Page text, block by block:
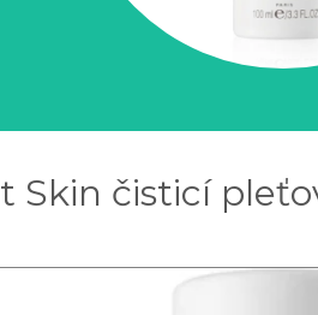
Skin čisticí